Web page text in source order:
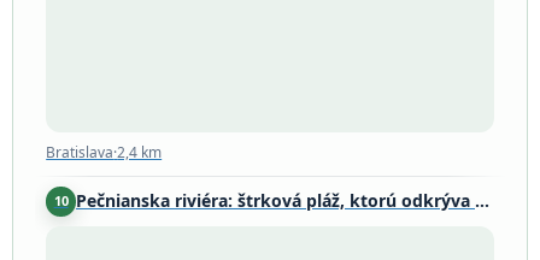
Bratislava·2,4 km
10 Pečnianska riviéra: štrková pláž, ktorú odkrýva Dunaj